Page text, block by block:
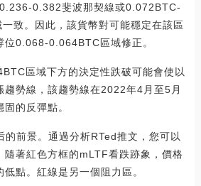
0.382斐波那契線或0.072BTC-
致。因此，該貨幣對可能穩定在該區
位0.068-0.064BTC區域修正。
區域下方的決定性跌破可能會使以
趨勢線，該趨勢線在2022年4月至5月
的反彈點。
前景。通過分析RTed推文，您可以
隨著紅色方框的mLTF看跌跡象，價格
點。紅線是另一個阻力區。